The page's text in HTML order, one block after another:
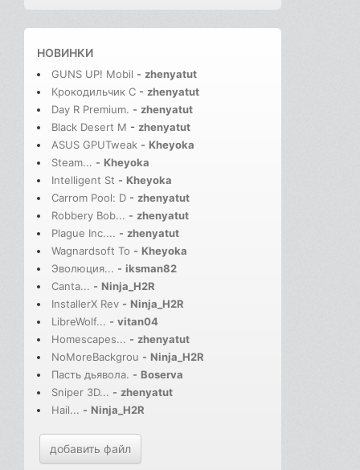
НОВИНКИ
GUNS UP! Mobil - zhenyatut
Крокодильчик С - zhenyatut
Day R Premium. - zhenyatut
Black Desert M - zhenyatut
ASUS GPUTweak - Kheyoka
Steam... - Kheyoka
Intelligent St - Kheyoka
Carrom Pool: D - zhenyatut
Robbery Bob... - zhenyatut
Plague Inc.... - zhenyatut
Wagnardsoft To - Kheyoka
Эволюция... - iksman82
Canta... - Ninja_H2R
InstallerX Rev - Ninja_H2R
LibreWolf... - vitan04
Homescapes... - zhenyatut
NoMoreBackgrou - Ninja_H2R
Пасть дьявола. - Boserva
Sniper 3D... - zhenyatut
Hail... - Ninja_H2R
добавить файл